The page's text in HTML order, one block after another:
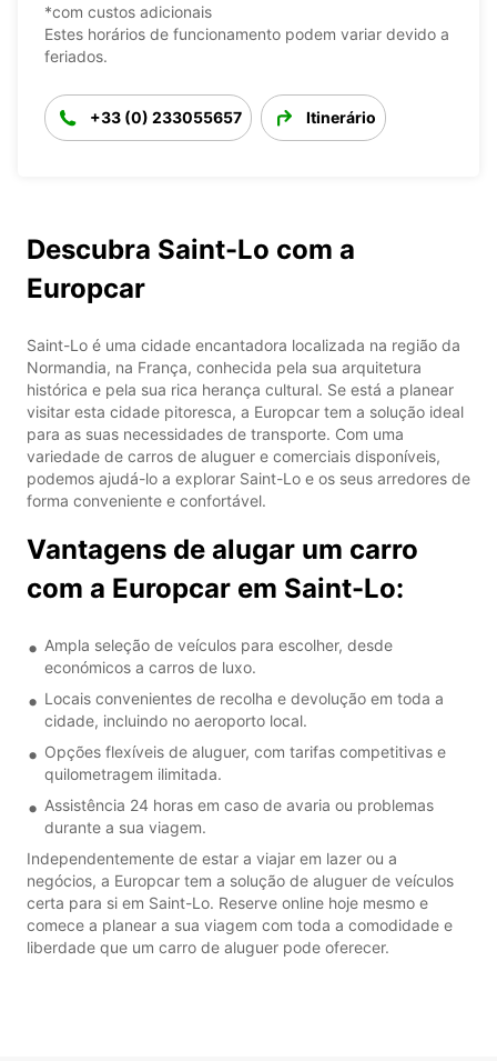
*com custos adicionais
Estes horários de funcionamento podem variar devido a
feriados.
+33 (0) 233055657 Itinerário
Descubra Saint-Lo com a
Europcar
Saint-Lo é uma cidade encantadora localizada na região da
Normandia, na França, conhecida pela sua arquitetura
histórica e pela sua rica herança cultural. Se está a planear
visitar esta cidade pitoresca, a Europcar tem a solução ideal
para as suas necessidades de transporte. Com uma
variedade de carros de aluguer e comerciais disponíveis,
podemos ajudá-lo a explorar Saint-Lo e os seus arredores de
forma conveniente e confortável.
Vantagens de alugar um carro
com a Europcar em Saint-Lo:
Ampla seleção de veículos para escolher, desde
económicos a carros de luxo.
Locais convenientes de recolha e devolução em toda a
cidade, incluindo no aeroporto local.
Opções flexíveis de aluguer, com tarifas competitivas e
quilometragem ilimitada.
Assistência 24 horas em caso de avaria ou problemas
durante a sua viagem.
Independentemente de estar a viajar em lazer ou a
negócios, a Europcar tem a solução de aluguer de veículos
certa para si em Saint-Lo. Reserve online hoje mesmo e
comece a planear a sua viagem com toda a comodidade e
liberdade que um carro de aluguer pode oferecer.